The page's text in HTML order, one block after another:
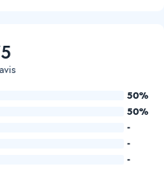
50%
50%
-
-
-